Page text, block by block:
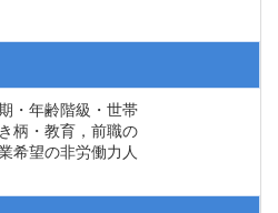
・年齢階級・世帯
柄・教育，前職の
希望の非労働力人